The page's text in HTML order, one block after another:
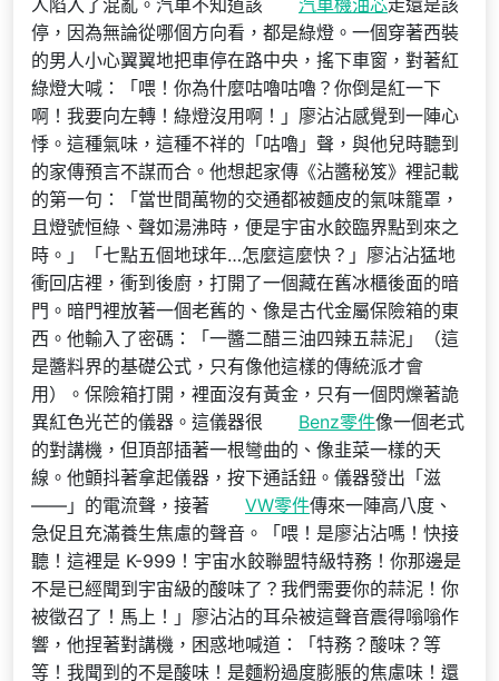
人陷入了混亂。汽車不知道該
汽車機油芯走還是該
停，因為無論從哪個方向看，都是綠燈。一個穿著西裝
的男人小心翼翼地把車停在路中央，搖下車窗，對著紅
綠燈大喊：「喂！你為什麼咕嚕咕嚕？你倒是紅一下
啊！我要向左轉！綠燈沒用啊！」廖沾沾感覺到一陣心
悸。這種氣味，這種不祥的「咕嚕」聲，與他兒時聽到
的家傳預言不謀而合。他想起家傳《沾醬秘笈》裡記載
的第一句：「當世間萬物的交通都被麵皮的氣味籠罩，
且燈號恒綠、聲如湯沸時，便是宇宙水餃臨界點到來之
時。」「七點五個地球年…怎麼這麼快？」廖沾沾猛地
衝回店裡，衝到後廚，打開了一個藏在舊冰櫃後面的暗
門。暗門裡放著一個老舊的、像是古代金屬保險箱的東
西。他輸入了密碼：「一醬二醋三油四辣五蒜泥」（這
是醬料界的基礎公式，只有像他這樣的傳統派才會
用）。保險箱打開，裡面沒有黃金，只有一個閃爍著詭
異紅色光芒的儀器。這儀器很
Benz零件像一個老式
的對講機，但頂部插著一根彎曲的、像韭菜一樣的天
線。他顫抖著拿起儀器，按下通話鈕。儀器發出「滋
——」的電流聲，接著
VW零件傳來一陣高八度、
急促且充滿養生焦慮的聲音。「喂！是廖沾沾嗎！快接
聽！這裡是 K-999！宇宙水餃聯盟特級特務！你那邊是
不是已經聞到宇宙級的酸味了？我們需要你的蒜泥！你
被徵召了！馬上！」廖沾沾的耳朵被這聲音震得嗡嗡作
響，他捏著對講機，困惑地喊道：「特務？酸味？等
等！我聞到的不是酸味！是麵粉過度膨脹的焦慮味！還